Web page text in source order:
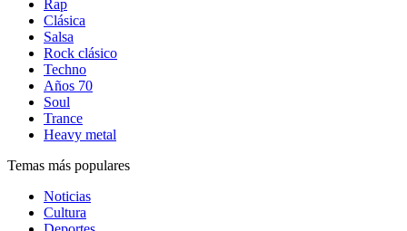
Rap
Clásica
Salsa
Rock clásico
Techno
Años 70
Soul
Trance
Heavy metal
Temas más populares
Noticias
Cultura